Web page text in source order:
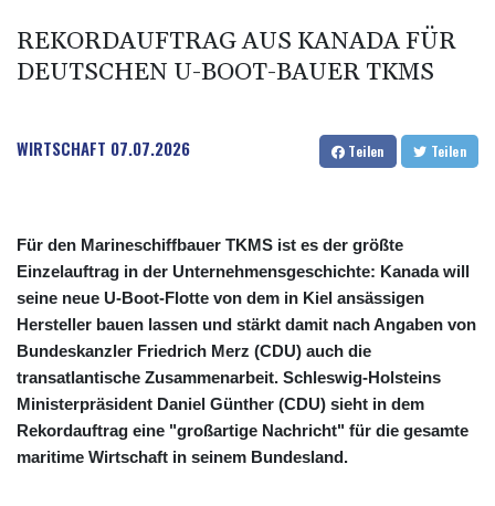
REKORDAUFTRAG AUS KANADA FÜR
DEUTSCHEN U-BOOT-BAUER TKMS
WIRTSCHAFT 07.07.2026 Teilen Teilen
Für den Marineschiffbauer TKMS ist es der größte
Einzelauftrag in der Unternehmensgeschichte: Kanada will
seine neue U-Boot-Flotte von dem in Kiel ansässigen
Hersteller bauen lassen und stärkt damit nach Angaben von
Bundeskanzler Friedrich Merz (CDU) auch die
transatlantische Zusammenarbeit. Schleswig-Holsteins
Ministerpräsident Daniel Günther (CDU) sieht in dem
Rekordauftrag eine "großartige Nachricht" für die gesamte
maritime Wirtschaft in seinem Bundesland.